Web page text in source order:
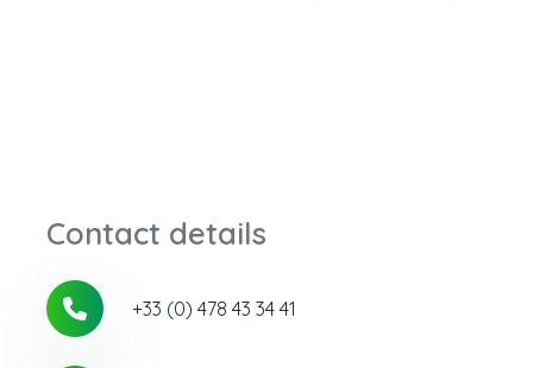
Contact details
+33 (0) 478 43 34 41